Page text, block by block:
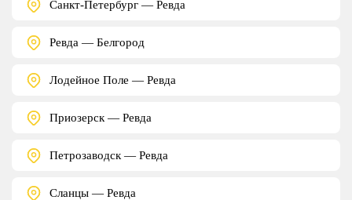
Санкт-Петербург — Ревда
Ревда — Белгород
Лодейное Поле — Ревда
Приозерск — Ревда
Петрозаводск — Ревда
Сланцы — Ревда